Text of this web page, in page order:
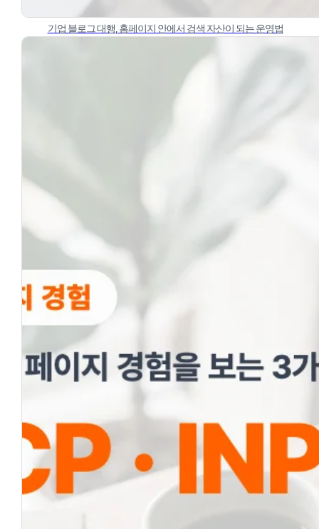
기업 블로그 대행, 홈페이지 안에서 검색 자산이 되는 운영법